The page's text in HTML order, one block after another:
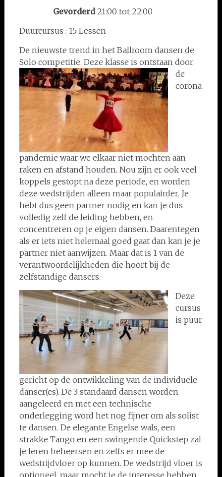
Gevorderd21:00 tot 22:00
Duurcursus : 15 Lessen
De nieuwste trend in het Ballroom dansen de
Solo competitie. Deze klasse is ontstaan door
de
corona
pandemie waar we elkaar niet mochten aan
raken en afstand houden. Nou zijn er ook veel
koppels gestopt na deze periode, en worden
deze wedstrijden alleen maar populairder. Je
hebt dus geen partner nodig en kan je dus
volledig zelf de leiding hebben, en
concentreren op je eigen dansen. Daarentegen
als er iets niet helemaal goed gaat dan kan je je
partner niet aanwijzen. Maar dat is 1 van de
verantwoordelijkheden die hoort bij de
zelfstandige dansers.
Deze
cursus
is puur
gericht op de ontwikkeling van de individuele
danser(es). De 3 standaard dansen worden
aangeleerd en met een technische
onderlegging word het nog fijner om als solist
te dansen. De elegante Engelse wals, een
strakke Tango en een swingende Quickstep zal
je leren beheersen en zelfs er mee de
wedstrijdvloer op kunnen. De wedstrijd vloer is
optioneel, maar mocht je de interesse hebben